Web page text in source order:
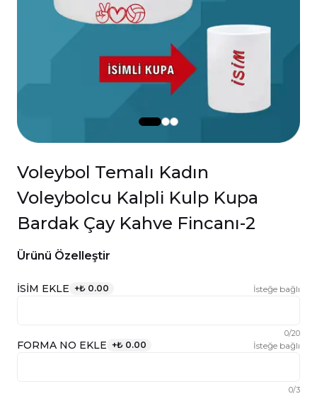
Voleybol Temalı Kadın
Voleybolcu Kalpli Kulp Kupa
Bardak Çay Kahve Fincanı-2
Ürünü Özelleştir
İSİM EKLE +₺ 0.00 İsteğe bağlı
0/20
FORMA NO EKLE +₺ 0.00 İsteğe bağlı
0/3